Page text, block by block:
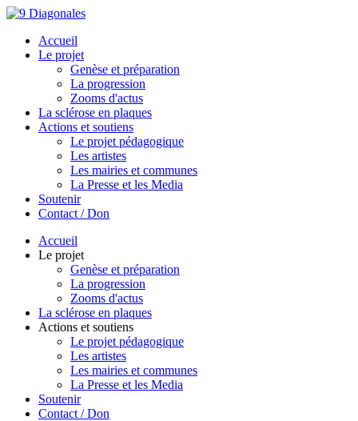
Accueil
Le projet
Genèse et préparation
La progression
Zooms d'actus
La sclérose en plaques
Actions et soutiens
Le projet pédagogique
Les artistes
Les mairies et communes
La Presse et les Media
Soutenir
Contact / Don
Accueil
Le projet
Genèse et préparation
La progression
Zooms d'actus
La sclérose en plaques
Actions et soutiens
Le projet pédagogique
Les artistes
Les mairies et communes
La Presse et les Media
Soutenir
Contact / Don